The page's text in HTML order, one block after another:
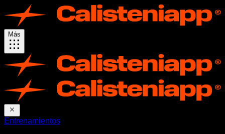
Más
Entrenamientos